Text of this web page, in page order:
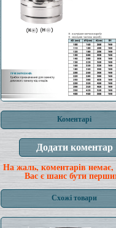
Коментарі
На жаль, коментарів немає,
Вас є шанс бути
Схожі товари